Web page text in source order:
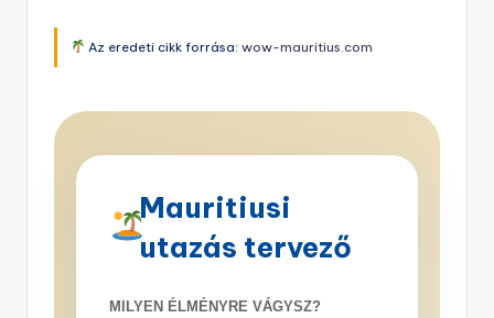
Az eredeti cikk forrása:wow-mauritius.com
Mauritiusi
utazás tervező
MILYEN ÉLMÉNYRE VÁGYSZ?